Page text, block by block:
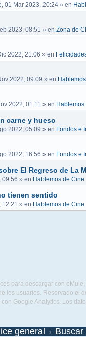
01 Mar 2023, 20:24» en
2023, 08:51 » en Zona de
2022, 21:06 » en
2022, 09:09 » en
2022, 01:11 » en
carne y hueso
2022, 05:09 » en Fondos e
2022, 16:56 » en Fondos e
El Regreso de La
09:56 » en Hablemos de Cine
tienen sentido
12:21 » en Hablemos de Cine
para descargar con
los usuarios. Reservado el
Google Analytics. Los
general Buscar